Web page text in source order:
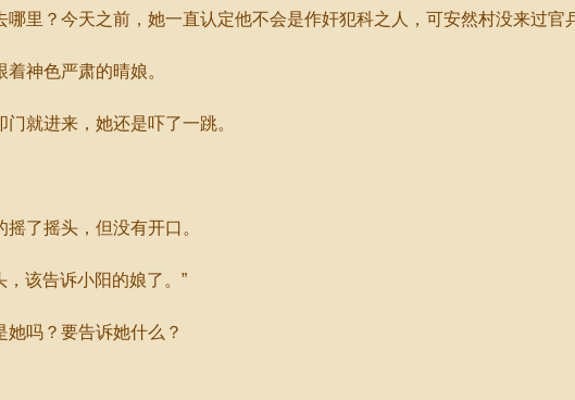
？今天之前，她一直认定他不会是作奸犯科之人，可安然村没来过官
神色严肃的晴娘。
就进来，她还是吓了一跳。
了摇头，但没有开口。
该告诉小阳的娘了。”
吗？要告诉她什么？